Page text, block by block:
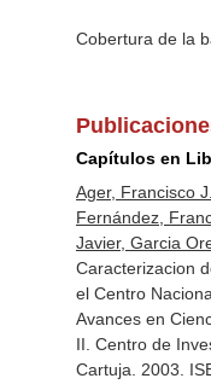
Cobertura de la
Capítulos en
Ager, Francisco
Fernández,
Javier, Garcia
Caracterizacion
el Centro
Avances en
II . Centro de
Cartuja. 2003.